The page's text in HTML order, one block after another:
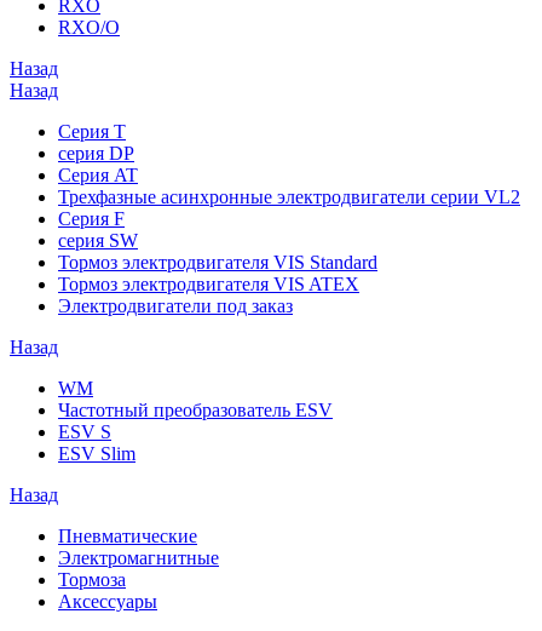
RXO
RXO/O
Назад
Назад
Серия T
серия DP
Серия AT
Трехфазные асинхронные электродвигатели серии VL2
Серия F
серия SW
Тормоз электродвигателя VIS Standard
Тормоз электродвигателя VIS ATEX
Электродвигатели под заказ
Назад
WM
Частотный преобразователь ESV
ESV S
ESV Slim
Назад
Пневматические
Электромагнитные
Тормоза
Аксессуары